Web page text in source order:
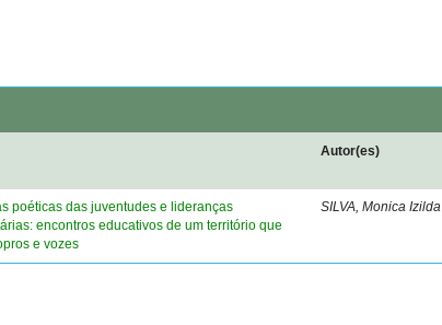
Autor(es)
poéticas das juventudes e lideranças
encontros educativos de um território que
e vozes
SILVA, Monica Izilda